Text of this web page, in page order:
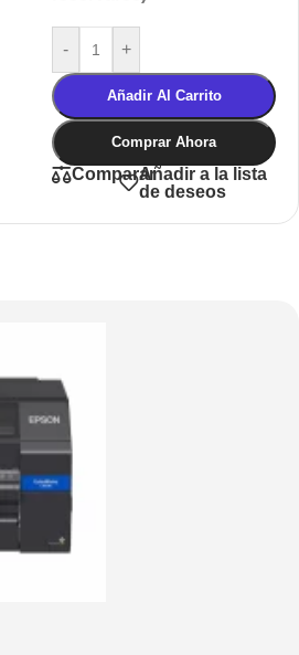
- +
Añadir Al Carrito
Comprar Ahora
CompararAñadir a la lista
de deseos